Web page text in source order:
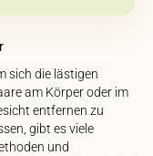
sich die lästigen
am Körper oder im
entfernen zu
gibt es viele
und